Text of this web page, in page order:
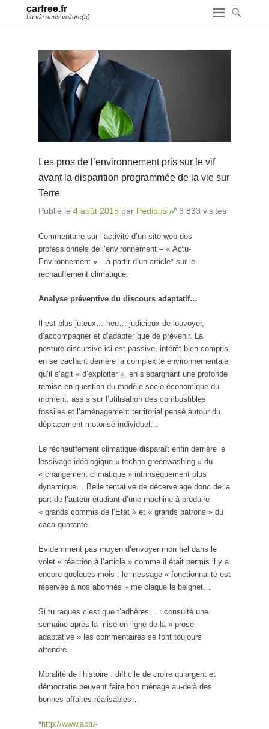
carfree.fr
La vie sans voiture(s)
Les pros de l’environnement pris sur le vif
avant la disparition programmée de la vie sur
Terre
Publié le 4 août 2015 par Pédibus 6 833 visites
Commentaire sur l’activité d’un site web des
professionnels de l’environnement – « Actu-
Environnement » – à partir d’un article* sur le
réchauffement climatique.
Analyse préventive du discours adaptatif…
Il est plus juteux… heu… judicieux de louvoyer,
d’accompagner et d’adapter que de prévenir. La
posture discursive ici est passive, intérêt bien compris,
en se cachant derrière la complexité environnementale
qu’il s’agit « d’exploiter », en s’épargnant une profonde
remise en question du modèle socio économique du
moment, assis sur l’utilisation des combustibles
fossiles et l’aménagement territorial pensé autour du
déplacement motorisé individuel…
Le réchauffement climatique disparaît enfin derrière le
lessivage idéologique « techno greenwashing » du
« changement climatique » intrinsèquement plus
dynamique… Belle tentative de décervelage donc de la
part de l’auteur étudiant d’une machine à produire
« grands commis de l’Etat » et « grands patrons » du
caca quarante.
Evidemment pas moyen d’envoyer mon fiel dans le
volet « réaction à l’article » comme il était permis il y a
encore quelques mois : le message « fonctionnalité est
réservée à nos abonnés » me claque le beignet…
Si tu raques c’est que t’adhères… : consulté une
semaine après la mise en ligne de la « prose
adaptative » les commentaires se font toujours
attendre.
Moralité de l’histoire : difficile de croire qu’argent et
démocratie peuvent faire bon ménage au-delà des
bonnes affaires réalisables…
*http://www.actu-